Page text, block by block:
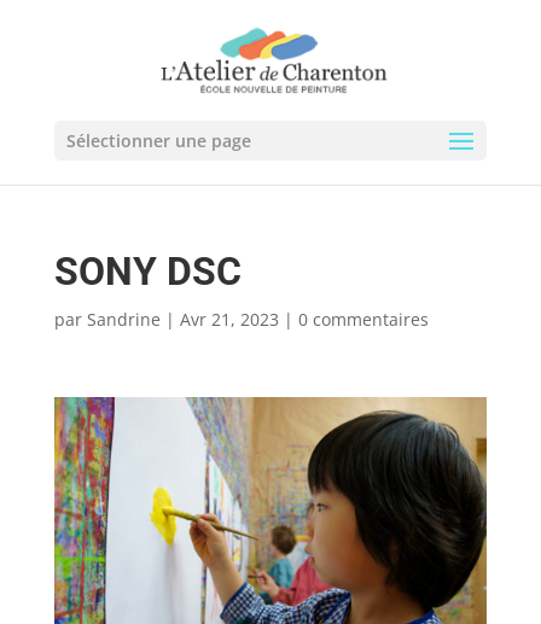
Sélectionner une page
SONY DSC
par Sandrine | Avr 21, 2023 | 0 commentaires